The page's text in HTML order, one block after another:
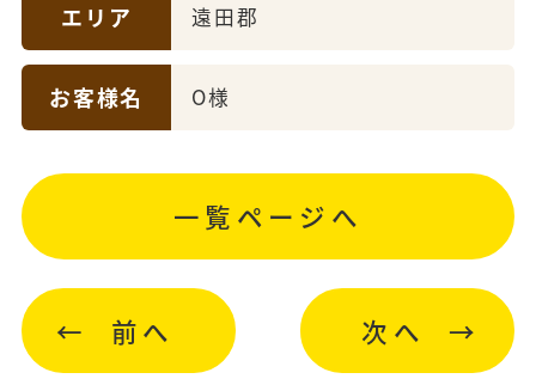
エリア 遠田郡
お客様名 O様
前へ
一覧ページへ
次へ